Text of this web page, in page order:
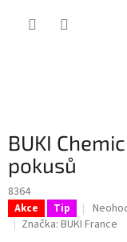
BUKI
pokusů
8364
Akce Tip
Značka: BUKI France